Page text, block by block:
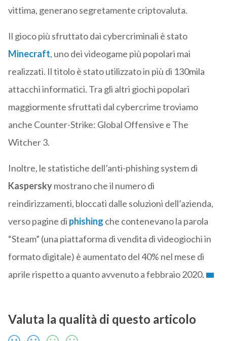
vittima, generano segretamente criptovaluta.
Il gioco più sfruttato dai cybercriminali è stato
Minecraft, uno dei videogame più popolari mai
realizzati. Il titolo è stato utilizzato in più di 130mila
attacchi informatici. Tra gli altri giochi popolari
maggiormente sfruttati dal cybercrime troviamo
anche Counter-Strike: Global Offensive e The
Witcher 3.
Inoltre, le statistiche dell’anti-phishing system di
Kasperskymostrano che il numero di
reindirizzamenti, bloccati dalle soluzioni dell’azienda,
verso pagine di phishing che contenevano la parola
“Steam” (una piattaforma di vendita di videogiochi in
formato digitale) è aumentato del 40% nel mese di
aprile rispetto a quanto avvenuto a febbraio 2020.
Valuta la qualità di questo articolo